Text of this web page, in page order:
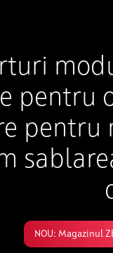
pentru
pentru
NOU: Magazinul